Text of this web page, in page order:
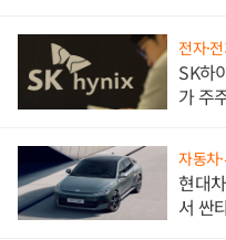
전자·
SK하
가 주
자동차
현대
서 싼